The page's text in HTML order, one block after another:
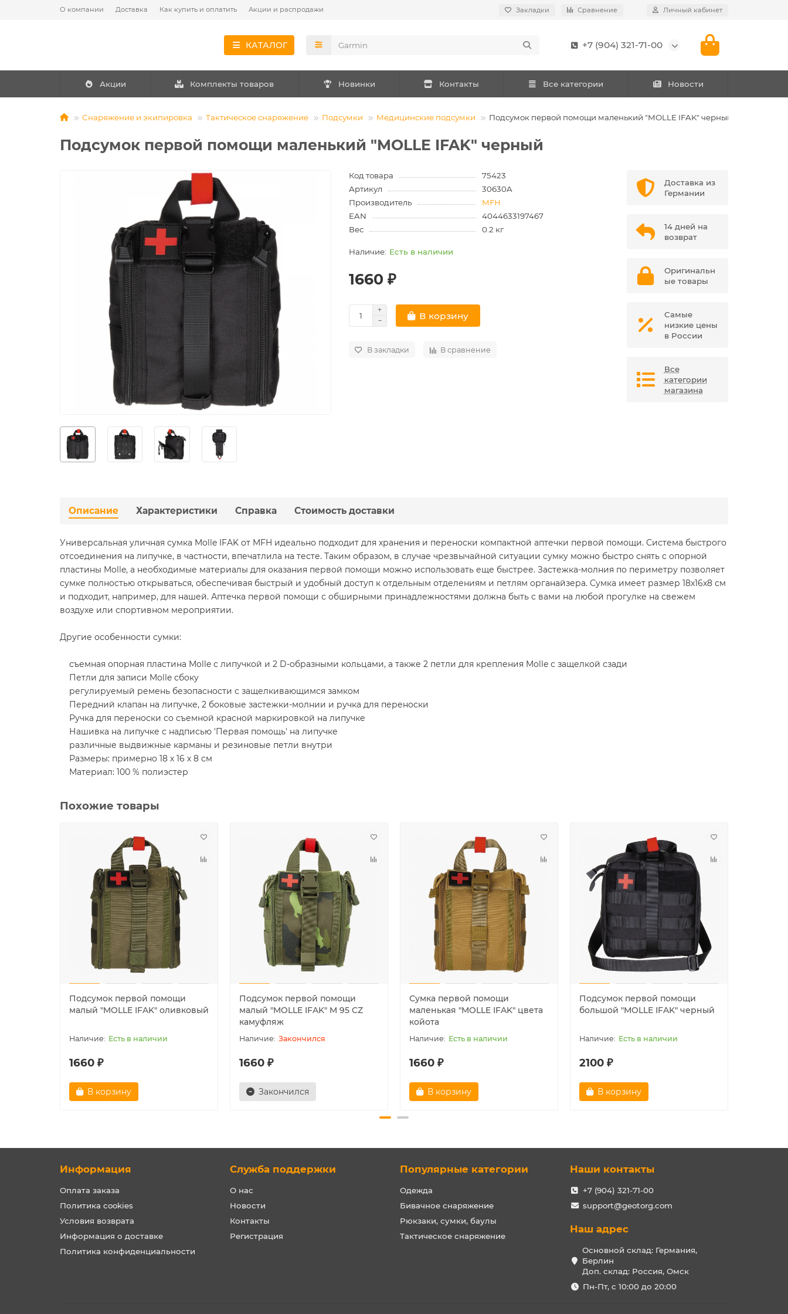
О компании Доставка Как купить и оплатить Акции и распродажи Закладки Сравнение Личный кабинет
КАТАЛОГ +7 (904) 321-71-00
Акции Комплекты товаров Новинки Контакты Все категории Новости
Снаряжение и экипировка Тактическое снаряжение Подсумки Медицинские подсумки Подсумок первой помощи маленький "MOLLE IFAK" черный
Подсумок первой помощи маленький "MOLLE IFAK" черный
Код товара
75423
Артикул
30630A
Производитель
MFH
EAN
4044633197467
Вес
0.2 кг
Есть в наличии
1660 ₽
В корзину
В закладки В сравнение
Доставка из
Германии
14 дней на
возврат
Оригинальн
ые товары
Самые
низкие цены
в России
Все
категории
магазина
Описание Характеристики Справка Стоимость доставки
Универсальная уличная сумка Molle IFAK от MFH идеально подходит для хранения и переноски компактной аптечки первой помощи. Система быстрого
отсоединения на липучке, в частности, впечатлила на тесте. Таким образом, в случае чрезвычайной ситуации сумку можно быстро снять с опорной
пластины Molle, а необходимые материалы для оказания первой помощи можно использовать еще быстрее. Застежка-молния по периметру позволяет
сумке полностью открываться, обеспечивая быстрый и удобный доступ к отдельным отделениям и петлям органайзера. Сумка имеет размер 18x16x8 см
и подходит, например, для нашей. Аптечка первой помощи с обширными принадлежностями должна быть с вами на любой прогулке на свежем
воздухе или спортивном мероприятии.
Другие особенности сумки:
съемная опорная пластина Molle с липучкой и 2 D-образными кольцами, а также 2 петли для крепления Molle с защелкой сзади
Петли для записи Molle сбоку
регулируемый ремень безопасности с защелкивающимся замком
Передний клапан на липучке, 2 боковые застежки-молнии и ручка для переноски
Ручка для переноски со съемной красной маркировкой на липучке
Нашивка на липучке с надписью 'Первая помощь' на липучке
различные выдвижные карманы и резиновые петли внутри
Размеры: примерно 18 х 16 х 8 см
Материал: 100 % полиэстер
Похожие товары
Подсумок первой помощи
малый "MOLLE IFAK" оливковый
Есть в наличии
1660 ₽
В корзину
Подсумок первой помощи
малый "MOLLE IFAK" M 95 CZ
камуфляж
Закончился
1660 ₽
Закончился
Сумка первой помощи
маленькая "MOLLE IFAK" цвета
койота
Есть в наличии
1660 ₽
В корзину
Подсумок первой помощи
большой "MOLLE IFAK" черный
Есть в наличии
2100 ₽
В корзину
Информация
Оплата заказа
Политика cookies
Условия возврата
Информация о доставке
Политика конфиденциальности
Служба поддержки
О нас
Новости
Контакты
Регистрация
Популярные категории
Одежда
Бивачное снаряжение
Рюкзаки, сумки, баулы
Тактическое снаряжение
Наши контакты
+7 (904) 321-71-00
support@geotorg.com
Наш адрес
Основной склад: Германия,
Берлин
Доп. склад: Россия, Омск
Пн-Пт, с 10:00 до 20:00